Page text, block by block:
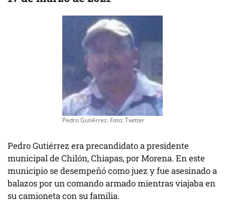
Pedro Gutiérrez. Foto: Twitter
Pedro Gutiérrez era precandidato a presidente
municipal de Chilón, Chiapas, por Morena. En este
municipio se desempeñó como juez y fue asesinado a
balazos por un comando armado mientras viajaba en
su camioneta con su familia.